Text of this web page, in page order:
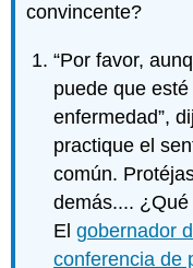
convincente?
“Por favor,
puede que
enfermedad”,
practique el
común.
demás....
Elgobernador
conferencia de